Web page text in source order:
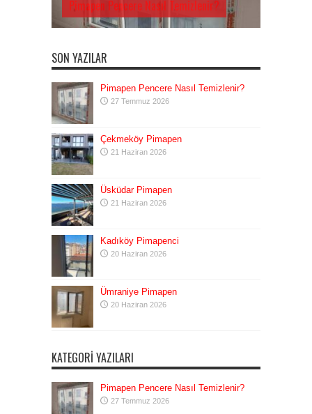
Pimapen Pencere Nasıl Temizlenir?
SON YAZILAR
Pimapen Pencere Nasıl Temizlenir?
27 Temmuz 2026
Çekmeköy Pimapen
21 Haziran 2026
Üsküdar Pimapen
21 Haziran 2026
Kadıköy Pimapenci
20 Haziran 2026
Ümraniye Pimapen
20 Haziran 2026
KATEGORI YAZILARI
Pimapen Pencere Nasıl Temizlenir?
27 Temmuz 2026